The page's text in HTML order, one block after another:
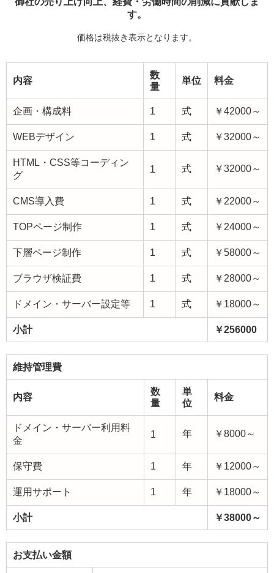
す。
価格は税抜き表示となります。
内容
数
量
単位 料金
企画・構成料 1 式 ￥42000～
WEBデザイン 1 式 ￥32000～
HTML・CSS等コーディン
グ
1 式 ￥32000～
CMS導入費 1 式 ￥22000～
TOPページ制作 1 式 ￥24000～
下層ページ制作 1 式 ￥58000～
ブラウザ検証費 1 式 ￥28000～
ドメイン・サーバー設定等 1 式 ￥18000～
小計 ￥256000
維持管理費
内容
数
量
単
位
料金
ドメイン・サーバー利用料
金
1 年 ￥8000～
保守費 1 年 ￥12000～
運用サポート 1 年 ￥18000～
小計 ￥38000～
お支払い金額